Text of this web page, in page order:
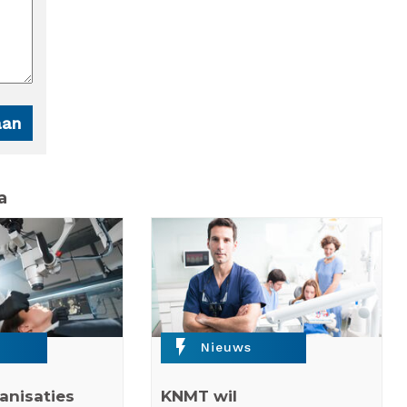
flash_on Nieuws
KNMT wil